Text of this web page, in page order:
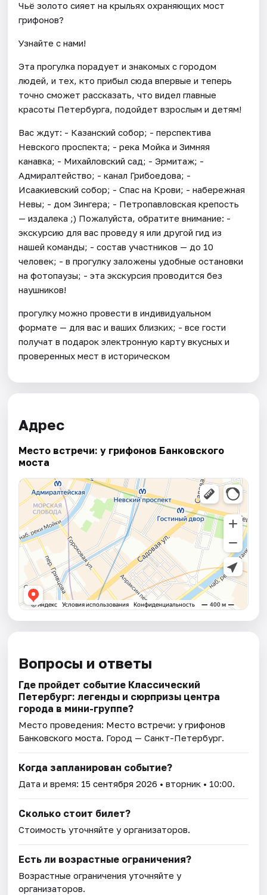
Чьё золото сияет на крыльях охраняющих мост
грифонов?
Узнайте с нами!
Эта прогулка порадует и знакомых с городом
людей, и тех, кто прибыл сюда впервые и теперь
точно сможет рассказать, что видел главные
красоты Петербурга, подойдет взрослым и детям!
Вас ждут: - Казанский собор; - перспектива
Невского проспекта; - река Мойка и Зимняя
канавка; - Михайловский сад; - Эрмитаж; -
Адмиралтейство; - канал Грибоедова; -
Исаакиевский собор; - Спас на Крови; - набережная
Невы; - дом Зингера; - Петропавловская крепость
— издалека ;) Пожалуйста, обратите внимание: -
экскурсию для вас проведу я или другой гид из
нашей команды; - состав участников — до 10
человек; - в прогулку заложены удобные остановки
на фотопаузы; - эта экскурсия проводится без
наушников!
прогулку можно провести в индивидуальном
формате — для вас и ваших близких; - все гости
получат в подарок электронную карту вкусных и
проверенных мест в историческом
Адрес
Место встречи: у грифонов Банковского
моста
Вопросы и ответы
Где пройдет событие Классический
Петербург: легенды и сюрпризы центра
города в мини-группе?
Место проведения: Место встречи: у грифонов
Банковского моста. Город — Санкт-Петербург.
Когда запланирован событие?
Дата и время: 15 сентября 2026 • вторник • 10:00.
Сколько стоит билет?
Стоимость уточняйте у организаторов.
Есть ли возрастные ограничения?
Возрастные ограничения уточняйте у
организаторов.